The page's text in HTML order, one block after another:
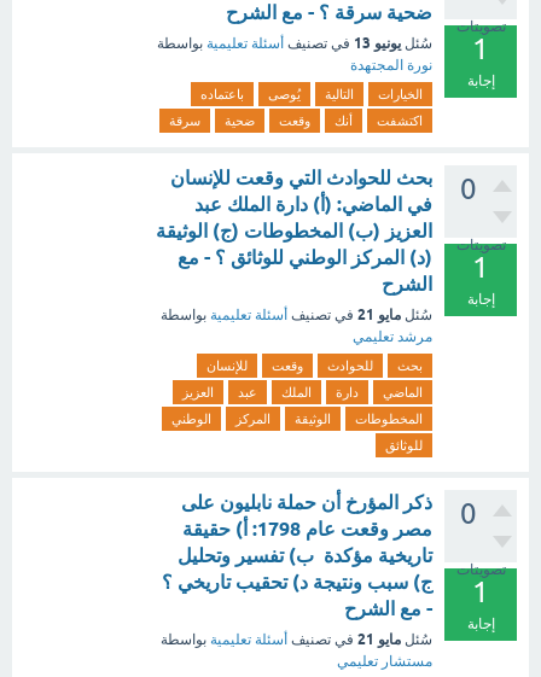
تصويتات
1
إجابة
ضحية سرقة ؟ - مع الشرح
سُئل يونيو 13 في تصنيف أسئلة تعليمية بواسطة
نورة المجتهدة
الخيارات التالية يُوصى
باعتماده
اكتشفت
أنك وقعت ضحية سرقة
0
تصويتات
1
إجابة
بحث للحوادث التي وقعت للإنسان
في الماضي: (أ) دارة الملك عبد
العزيز (ب) المخطوطات (ج) الوثيقة
(د) المركز الوطني للوثائق ؟ - مع
الشرح
سُئل مايو 21 في تصنيف أسئلة تعليمية بواسطة
مرشد تعليمي
بحث للحوادث وقعت
للإنسان
الماضي
دارة الملك عبد
العزيز
المخطوطات
الوثيقة المركز
الوطني
للوثائق
0
تصويتات
1
إجابة
ذكر المؤرخ أن حملة نابليون على
مصر وقعت عام 1798: أ) حقيقة
تاريخية مؤكدة ب) تفسير وتحليل
ج) سبب ونتيجة د) تحقيب تاريخي ؟
- مع الشرح
سُئل مايو 21 في تصنيف أسئلة تعليمية بواسطة
مستشار تعليمي